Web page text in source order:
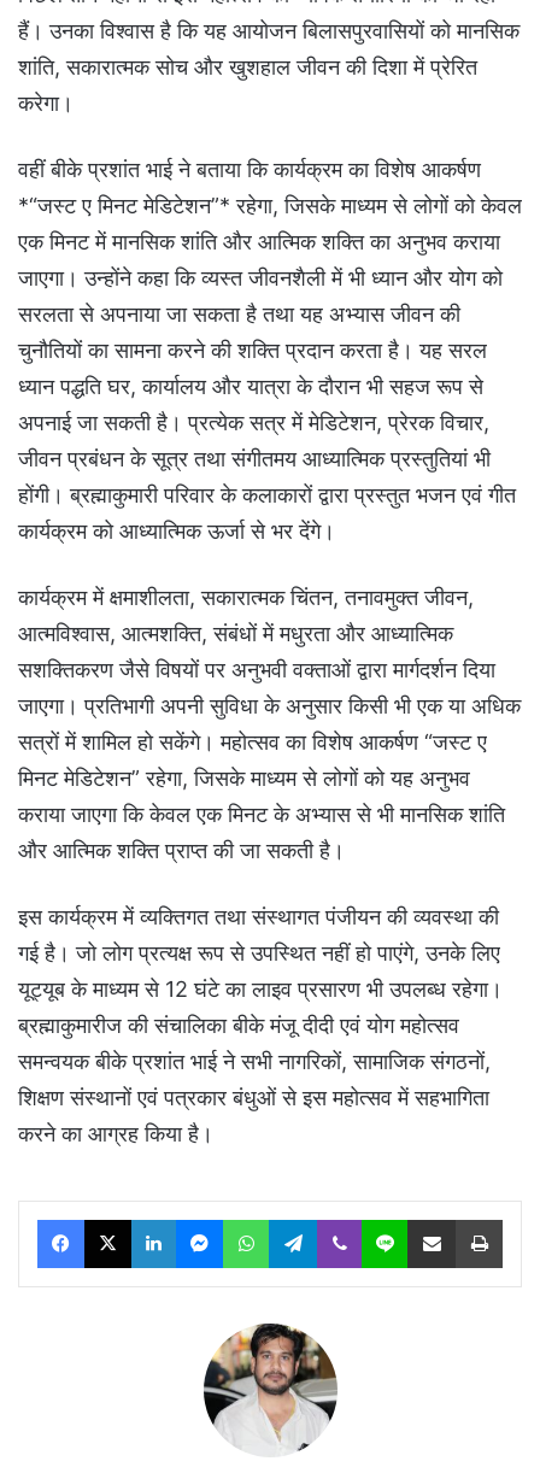
हैं। उनका विश्वास है कि यह आयोजन बिलासपुरवासियों को मानसिक
शांति, सकारात्मक सोच और खुशहाल जीवन की दिशा में प्रेरित
करेगा।
वहीं बीके प्रशांत भाई ने बताया कि कार्यक्रम का विशेष आकर्षण
*“जस्ट ए मिनट मेडिटेशन”* रहेगा, जिसके माध्यम से लोगों को केवल
एक मिनट में मानसिक शांति और आत्मिक शक्ति का अनुभव कराया
जाएगा। उन्होंने कहा कि व्यस्त जीवनशैली में भी ध्यान और योग को
सरलता से अपनाया जा सकता है तथा यह अभ्यास जीवन की
चुनौतियों का सामना करने की शक्ति प्रदान करता है। यह सरल
ध्यान पद्धति घर, कार्यालय और यात्रा के दौरान भी सहज रूप से
अपनाई जा सकती है। प्रत्येक सत्र में मेडिटेशन, प्रेरक विचार,
जीवन प्रबंधन के सूत्र तथा संगीतमय आध्यात्मिक प्रस्तुतियां भी
होंगी। ब्रह्माकुमारी परिवार के कलाकारों द्वारा प्रस्तुत भजन एवं गीत
कार्यक्रम को आध्यात्मिक ऊर्जा से भर देंगे।
कार्यक्रम में क्षमाशीलता, सकारात्मक चिंतन, तनावमुक्त जीवन,
आत्मविश्वास, आत्मशक्ति, संबंधों में मधुरता और आध्यात्मिक
सशक्तिकरण जैसे विषयों पर अनुभवी वक्ताओं द्वारा मार्गदर्शन दिया
जाएगा। प्रतिभागी अपनी सुविधा के अनुसार किसी भी एक या अधिक
सत्रों में शामिल हो सकेंगे। महोत्सव का विशेष आकर्षण “जस्ट ए
मिनट मेडिटेशन” रहेगा, जिसके माध्यम से लोगों को यह अनुभव
कराया जाएगा कि केवल एक मिनट के अभ्यास से भी मानसिक शांति
और आत्मिक शक्ति प्राप्त की जा सकती है।
इस कार्यक्रम में व्यक्तिगत तथा संस्थागत पंजीयन की व्यवस्था की
गई है। जो लोग प्रत्यक्ष रूप से उपस्थित नहीं हो पाएंगे, उनके लिए
यूट्यूब के माध्यम से 12 घंटे का लाइव प्रसारण भी उपलब्ध रहेगा।
ब्रह्माकुमारीज की संचालिका बीके मंजू दीदी एवं योग महोत्सव
समन्वयक बीके प्रशांत भाई ने सभी नागरिकों, सामाजिक संगठनों,
शिक्षण संस्थानों एवं पत्रकार बंधुओं से इस महोत्सव में सहभागिता
करने का आग्रह किया है।
Facebook
X LinkedInMessengerWhatsAppTelegram
Viber Line Share via Email Print